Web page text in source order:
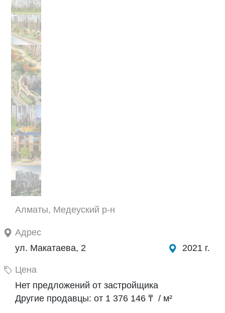
Алматы, Медеуский р-н
Адрес
ул. Макатаева, 2
2021 г.
Цена
Нет предложений от застройщика
Другие продавцы: от 1 376 146 ₸ / м²